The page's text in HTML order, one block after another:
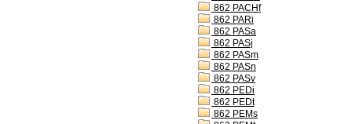
862 PACHf
862 PARi
862 PASa
862 PASj
862 PASm
862 PASn
862 PASv
862 PEDi
862 PEDt
862 PEMs